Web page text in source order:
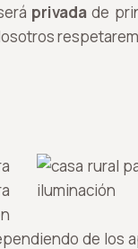
privadade
de los